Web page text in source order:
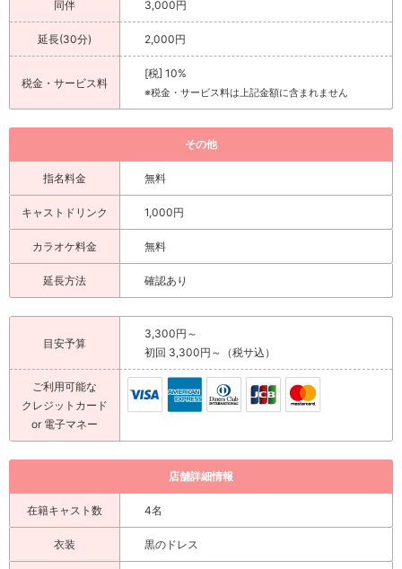
同伴 3,000円
延長(30分) 2,000円
税金・サービス料
[税] 10%
※税金・サービス料は上記金額に含まれません
その他
指名料金 無料
キャストドリンク 1,000円
カラオケ料金 無料
延長方法 確認あり
目安予算
3,300円～
初回 3,300円～（税サ込）
ご利用可能な
クレジットカード
or 電子マネー
店舗詳細情報
在籍キャスト数 4名
衣装 黒のドレス